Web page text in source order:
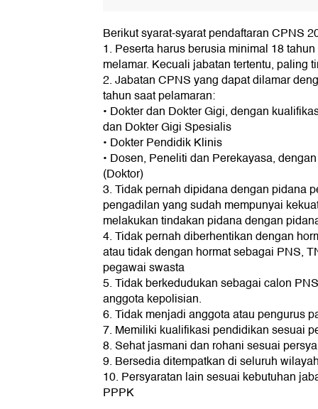
Berikut syarat-syarat pendaftaran CPNS
1. Peserta harus berusia minimal 18
melamar. Kecuali jabatan tertentu, paling
2. Jabatan CPNS yang dapat dilamar
tahun saat pelamaran:
• Dokter dan Dokter Gigi, dengan
dan Dokter Gigi Spesialis
• Dokter Pendidik Klinis
• Dosen, Peneliti dan Perekayasa,
(Doktor)
3. Tidak pernah dipidana dengan pidana
pengadilan yang sudah mempunyai
melakukan tindakan pidana dengan
4. Tidak pernah diberhentikan dengan
atau tidak dengan hormat sebagai PNS,
pegawai swasta
5. Tidak berkedudukan sebagai calon
anggota kepolisian.
6. Tidak menjadi anggota atau pengurus
7. Memiliki kualifikasi pendidikan sesuai
8. Sehat jasmani dan rohani sesuai
9. Bersedia ditempatkan di seluruh
10. Persyaratan lain sesuai kebutuhan
PPPK